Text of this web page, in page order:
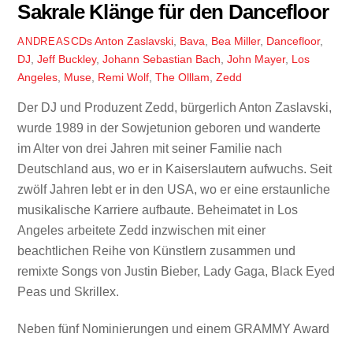
Sakrale Klänge für den Dancefloor
ANDREASCDsAnton Zaslavski, Bava Bea Miller, Dancefloor,
DJ ,Jeff Buckley,Johann Sebastian Bach ,John Mayer, Los
Angeles Muse Remi Wolf ,The Olllam ,Zedd
Der DJ und Produzent Zedd, bürgerlich Anton Zaslavski,
wurde 1989 in der Sowjetunion geboren und wanderte
im Alter von drei Jahren mit seiner Familie nach
Deutschland aus, wo er in Kaiserslautern aufwuchs. Seit
zwölf Jahren lebt er in den USA, wo er eine erstaunliche
musikalische Karriere aufbaute. Beheimatet in Los
Angeles arbeitete Zedd inzwischen mit einer
beachtlichen Reihe von Künstlern zusammen und
remixte Songs von Justin Bieber, Lady Gaga, Black Eyed
Peas und Skrillex.
Neben fünf Nominierungen und einem GRAMMY Award